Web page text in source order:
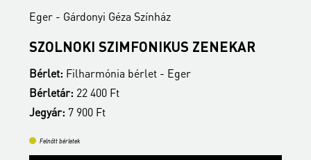
Eger - Gárdonyi Géza Színház
SZOLNOKI SZIMFONIKUS ZENEKAR
Bérlet: Filharmónia bérlet - Eger
Bérletár: 22 400 Ft
Jegyár: 7 900 Ft
Felnőtt bérletek